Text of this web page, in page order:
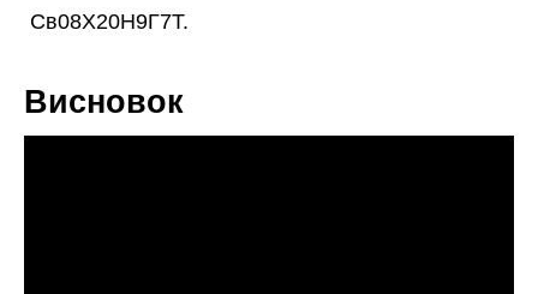
Св08Х20Н9Г7Т.
Висновок